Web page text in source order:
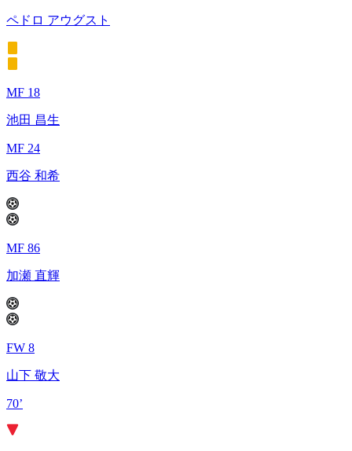
ペドロ アウグスト
MF 18
池田 昌生
MF 24
西谷 和希
MF 86
加瀬 直輝
FW 8
山下 敬大
70’